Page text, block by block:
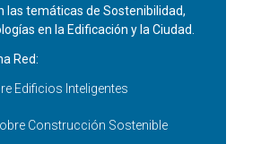
las temáticas de Sostenibilidad,
en la Edificación y la Ciudad.
Red:
Edificios Inteligentes
Construcción Sostenible